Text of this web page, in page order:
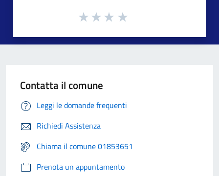
Contatta il comune
Leggi le domande frequenti
Richiedi Assistenza
Chiama il comune 01853651
Prenota un appuntamento